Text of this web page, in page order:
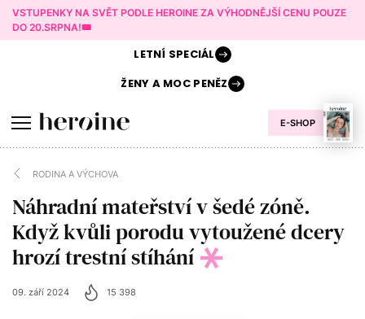
VSTUPENKY NA SVĚT PODLE HEROINE ZA VÝHODNĚJŠÍ CENU POUZE
DO 20.SRPNA!🎟️
E-SHOP
LETNÍ SPECIÁL
ŽENY AMOC PENĚZ
RODINA A VÝCHOVA
Náhradní mateřství v šedé zóně.
Když kvůli porodu vytoužené dcery
hrozí trestní stíhání
09. září 2024 15 398